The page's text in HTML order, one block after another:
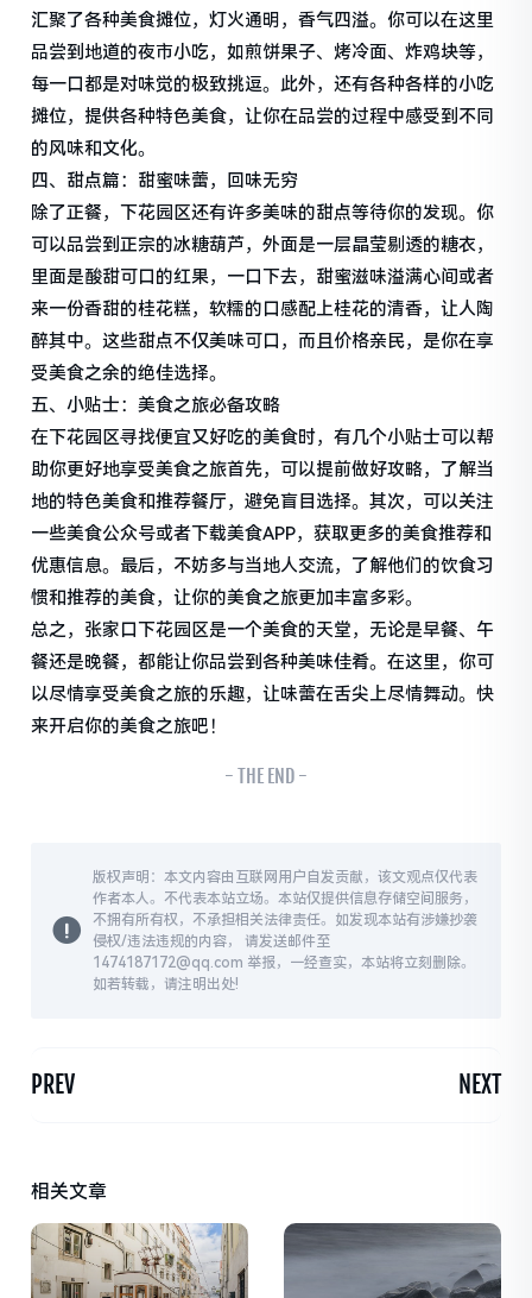
汇聚了各种美食摊位，灯火通明，香气四溢。你可以在这里
品尝到地道的夜市小吃，如煎饼果子、烤冷面、炸鸡块等，
每一口都是对味觉的极致挑逗。此外，还有各种各样的小吃
摊位，提供各种特色美食，让你在品尝的过程中感受到不同
的风味和文化。
四、甜点篇：甜蜜味蕾，回味无穷
除了正餐，下花园区还有许多美味的甜点等待你的发现。你
可以品尝到正宗的冰糖葫芦，外面是一层晶莹剔透的糖衣，
里面是酸甜可口的红果，一口下去，甜蜜滋味溢满心间或者
来一份香甜的桂花糕，软糯的口感配上桂花的清香，让人陶
醉其中。这些甜点不仅美味可口，而且价格亲民，是你在享
受美食之余的绝佳选择。
五、小贴士：美食之旅必备攻略
在下花园区寻找便宜又好吃的美食时，有几个小贴士可以帮
助你更好地享受美食之旅首先，可以提前做好攻略，了解当
地的特色美食和推荐餐厅，避免盲目选择。其次，可以关注
一些美食公众号或者下载美食APP，获取更多的美食推荐和
优惠信息。最后，不妨多与当地人交流，了解他们的饮食习
惯和推荐的美食，让你的美食之旅更加丰富多彩。
总之，张家口下花园区是一个美食的天堂，无论是早餐、午
餐还是晚餐，都能让你品尝到各种美味佳肴。在这里，你可
以尽情享受美食之旅的乐趣，让味蕾在舌尖上尽情舞动。快
来开启你的美食之旅吧！
- THE END -
版权声明：本文内容由互联网用户自发贡献，该文观点仅代表
作者本人。不代表本站立场。本站仅提供信息存储空间服务，
不拥有所有权，不承担相关法律责任。如发现本站有涉嫌抄袭
侵权/违法违规的内容， 请发送邮件至
1474187172@qq.com 举报，一经查实，本站将立刻删除。
如若转载，请注明出处!
PREV NEXT
相关文章